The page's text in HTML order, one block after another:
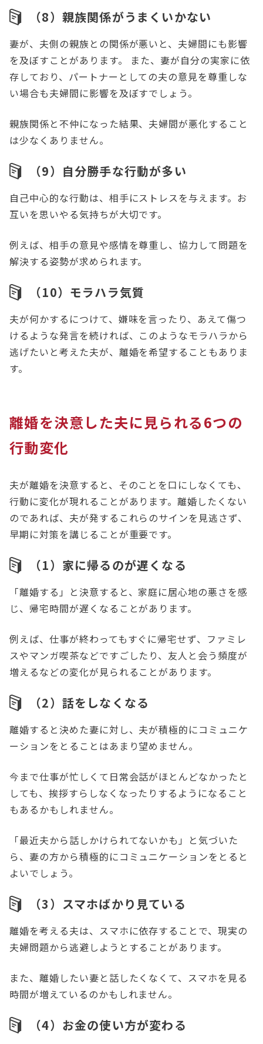
（8）親族関係がうまくいかない
妻が、夫側の親族との関係が悪いと、夫婦間にも影響
を及ぼすことがあります。 また、妻が自分の実家に依
存しており、パートナーとしての夫の意見を尊重しな
い場合も夫婦間に影響を及ぼすでしょう。
親族関係と不仲になった結果、夫婦間が悪化すること
は少なくありません。
（9）自分勝手な行動が多い
自己中心的な行動は、相手にストレスを与えます。お
互いを思いやる気持ちが大切です。
例えば、相手の意見や感情を尊重し、協力して問題を
解決する姿勢が求められます。
（10）モラハラ気質
夫が何かするにつけて、嫌味を言ったり、あえて傷つ
けるような発言を続ければ、このようなモラハラから
逃げたいと考えた夫が、離婚を希望することもありま
す。
離婚を決意した夫に見られる6つの
行動変化
夫が離婚を決意すると、そのことを口にしなくても、
行動に変化が現れることがあります。離婚したくない
のであれば、夫が発するこれらのサインを見逃さず、
早期に対策を講じることが重要です。
（1）家に帰るのが遅くなる
「離婚する」と決意すると、家庭に居心地の悪さを感
じ、帰宅時間が遅くなることがあります。
例えば、仕事が終わってもすぐに帰宅せず、ファミレ
スやマンガ喫茶などですごしたり、友人と会う頻度が
増えるなどの変化が見られることがあります。
（2）話をしなくなる
離婚すると決めた妻に対し、夫が積極的にコミュニケ
ーションをとることはあまり望めません。
今まで仕事が忙しくて日常会話がほとんどなかったと
しても、挨拶すらしなくなったりするようになること
もあるかもしれません。
「最近夫から話しかけられてないかも」と気づいた
ら、妻の方から積極的にコミュニケーションをとると
よいでしょう。
（3）スマホばかり見ている
離婚を考える夫は、スマホに依存することで、現実の
夫婦問題から逃避しようとすることがあります。
また、離婚したい妻と話したくなくて、スマホを見る
時間が増えているのかもしれません。
（4）お金の使い方が変わる